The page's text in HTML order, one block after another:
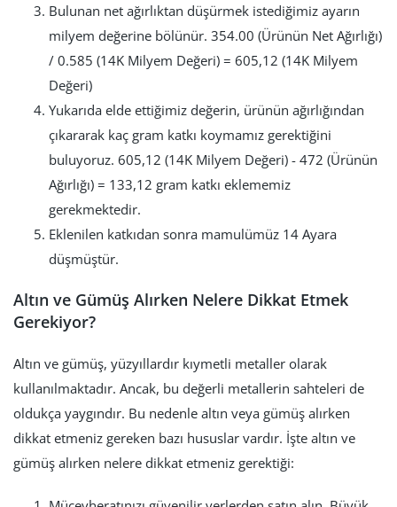
Bulunan net ağırlıktan düşürmek istediğimiz ayarın
milyem değerine bölünür. 354.00 (Ürünün Net Ağırlığı)
/ 0.585 (14K Milyem Değeri) = 605,12 (14K Milyem
Değeri)
Yukarıda elde ettiğimiz değerin, ürünün ağırlığından
çıkararak kaç gram katkı koymamız gerektiğini
buluyoruz. 605,12 (14K Milyem Değeri) - 472 (Ürünün
Ağırlığı) = 133,12 gram katkı eklememiz
gerekmektedir.
Eklenilen katkıdan sonra mamulümüz 14 Ayara
düşmüştür.
Altın ve Gümüş Alırken Nelere Dikkat Etmek
Gerekiyor?
Altın ve gümüş, yüzyıllardır kıymetli metaller olarak
kullanılmaktadır. Ancak, bu değerli metallerin sahteleri de
oldukça yaygındır. Bu nedenle altın veya gümüş alırken
dikkat etmeniz gereken bazı hususlar vardır. İşte altın ve
gümüş alırken nelere dikkat etmeniz gerektiği: